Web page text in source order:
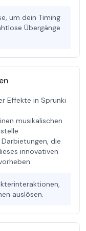
um dein Timing
Übergänge
Effekte in Sprunki
musikalischen
die
innovativen
auslösen.